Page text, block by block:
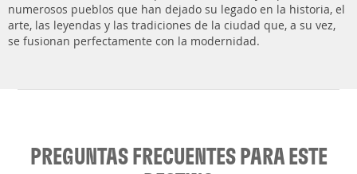
numerosos pueblos que han dejado su legado en la historia, el
arte, las leyendas y las tradiciones de la ciudad que, a su vez,
se fusionan perfectamente con la modernidad.
PREGUNTAS FRECUENTES PARA ESTE